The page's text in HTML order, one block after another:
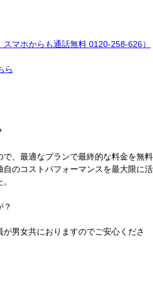
、最適なプランで最終的な料金を無料
自のコストパフォーマンスを最大限に活
？
が男女共におりますのでご安心くださ